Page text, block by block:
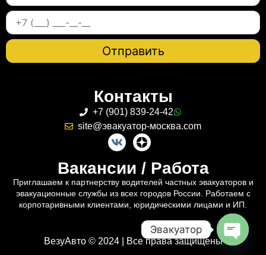
Контакты
+7 (901) 839-24-42
site@эвакуатор-москва.com
Вакансии / Работа
Приглашаем к партнерству водителей частных эвакуаторов и
эвакуационные службы из всех городов России. Работаем с
корпотаривными клиентами, юридическими лицами и ИП.
ВезуАвто © 2024 | Все права защищены
Эвакуатор